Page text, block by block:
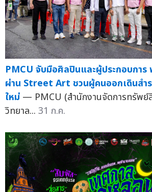
PMCU จับมือศิลปินและผู้ประกอบกา
ผ่าน Street Art ชวนผู้คนออกเดินสำร
ใหม่ — PMCU (สำนักงานจัดการทรัพ
วิทยาล... 31 ก.ค.